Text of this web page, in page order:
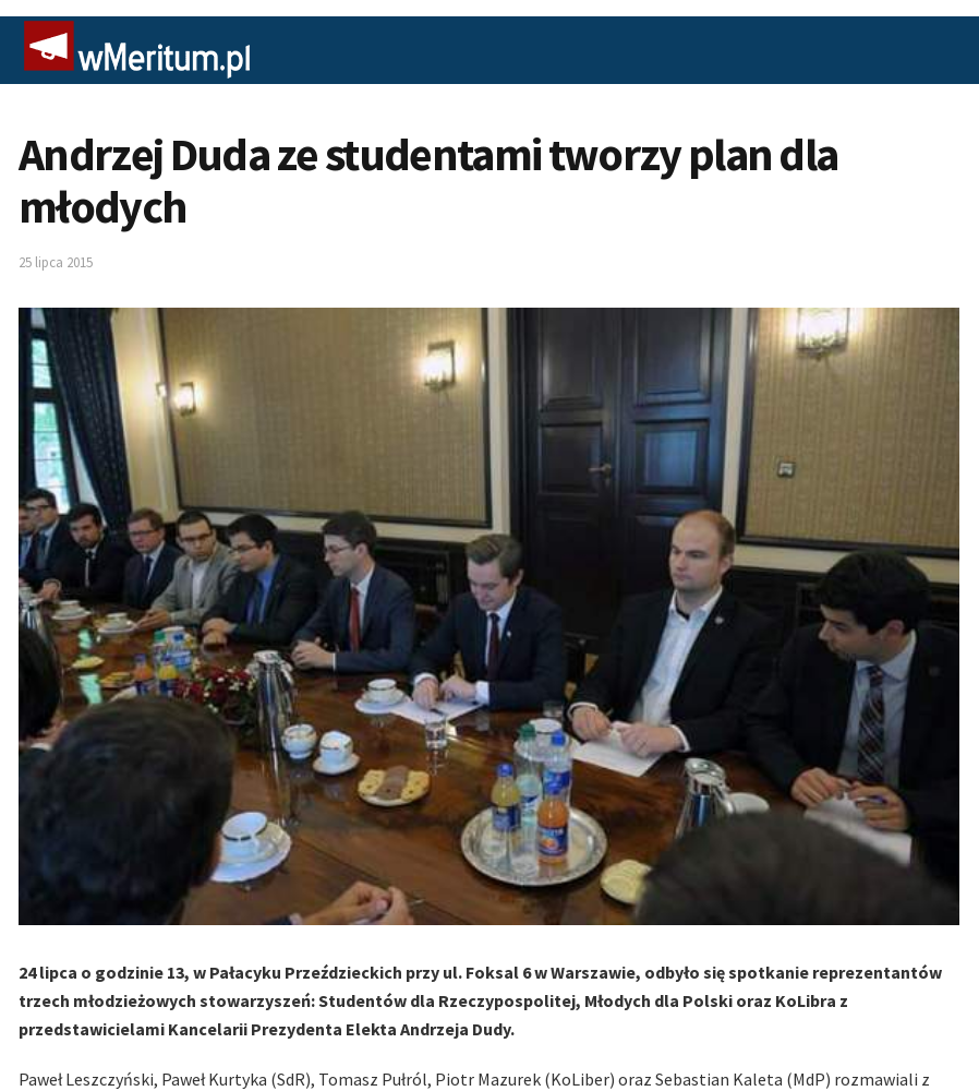
Andrzej Duda ze studentami tworzy plan dla
młodych
25 lipca 2015
24 lipca o godzinie 13, w Pałacyku Przeździeckich przy ul. Foksal 6 w Warszawie, odbyło się spotkanie reprezentantów
trzech młodzieżowych stowarzyszeń: Studentów dla Rzeczypospolitej, Młodych dla Polski oraz KoLibra z
przedstawicielami Kancelarii Prezydenta Elekta Andrzeja Dudy.
Paweł Leszczyński, Paweł Kurtyka (SdR), Tomasz Pułról, Piotr Mazurek (KoLiber) oraz Sebastian Kaleta (MdP) rozmawiali z